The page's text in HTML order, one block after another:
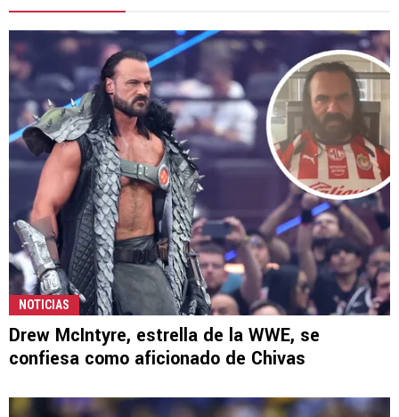
NOTICIAS
Drew McIntyre, estrella de la WWE, se
confiesa como aficionado de Chivas